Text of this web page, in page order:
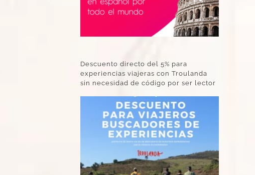
Descuento directo del 5% para
experiencias viajeras con Troulanda
sin necesidad de código por ser lector